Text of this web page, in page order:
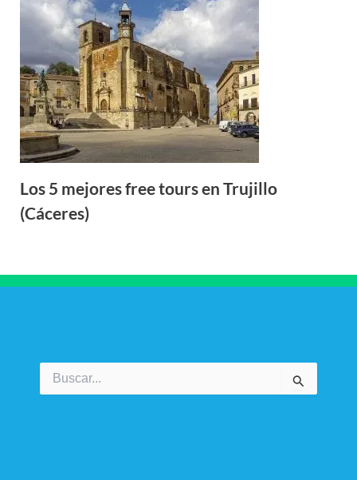
Los 5 mejores free tours en Trujillo
(Cáceres)
por: